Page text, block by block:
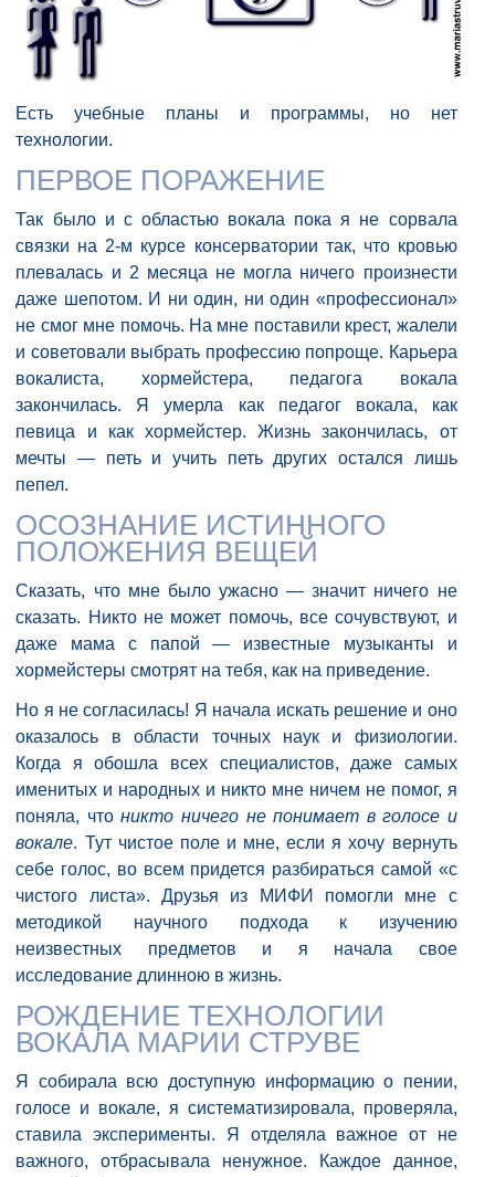
Есть учебные планы и программы, но нет
технологии.
ПЕРВОЕ ПОРАЖЕНИЕ
Так было и с областью вокала пока я не сорвала
связки на 2-м курсе консерватории так, что кровью
плевалась и 2 месяца не могла ничего произнести
даже шепотом. И ни один, ни один «профессионал»
не смог мне помочь. На мне поставили крест, жалели
и советовали выбрать профессию попроще. Карьера
вокалиста, хормейстера, педагога вокала
закончилась. Я умерла как педагог вокала, как
певица и как хормейстер. Жизнь закончилась, от
мечты — петь и учить петь других остался лишь
пепел.
ОСОЗНАНИЕ ИСТИННОГО
ПОЛОЖЕНИЯ ВЕЩЕЙ
Сказать, что мне было ужасно — значит ничего не
сказать. Никто не может помочь, все сочувствуют, и
даже мама с папой — известные музыканты и
хормейстеры смотрят на тебя, как на приведение.
Но я не согласилась! Я начала искать решение и оно
оказалось в области точных наук и физиологии.
Когда я обошла всех специалистов, даже самых
именитых и народных и никто мне ничем не помог, я
поняла, чтоникто ничего не понимает в голосе и
вокале. Тут чистое поле и мне, если я хочу вернуть
себе голос, во всем придется разбираться самой «с
чистого листа». Друзья из МИФИ помогли мне с
методикой научного подхода к изучению
неизвестных предметов и я начала свое
исследование длинною в жизнь.
РОЖДЕНИЕ ТЕХНОЛОГИИ
ВОКАЛА МАРИИ СТРУВЕ
Я собирала всю доступную информацию о пении,
голосе и вокале, я систематизировала, проверяла,
ставила эксперименты. Я отделяла важное от не
важного, отбрасывала ненужное. Каждое данное,